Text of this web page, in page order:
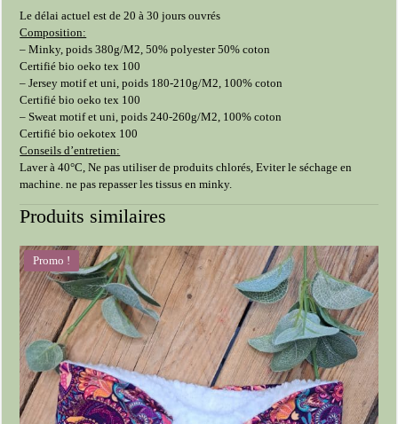
Le délai actuel est de 20 à 30 jours ouvrés
Composition:
– Minky, poids 380g/M2, 50% polyester 50% coton
Certifié bio oeko tex 100
– Jersey motif et uni, poids 180-210g/M2, 100% coton
Certifié bio oeko tex 100
– Sweat motif et uni, poids 240-260g/M2, 100% coton
Certifié bio oekotex 100
Conseils d’entretien:
Laver à 40°C, Ne pas utiliser de produits chlorés, Eviter le séchage en
machine. ne pas repasser les tissus en minky.
Produits similaires
Promo !